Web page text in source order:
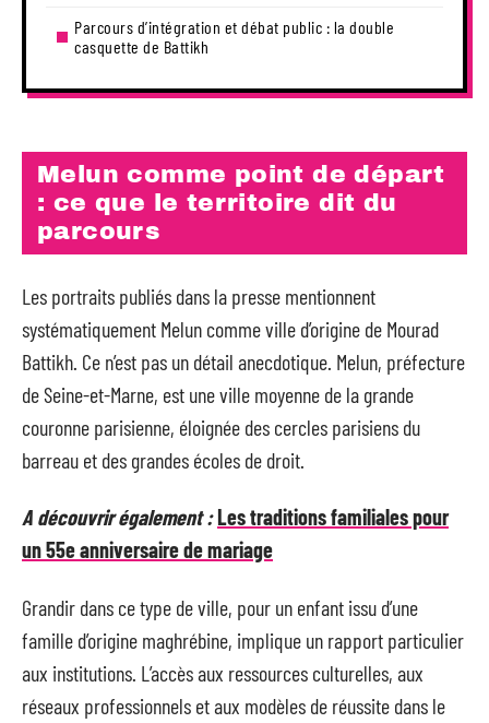
Parcours d’intégration et débat public : la double
casquette de Battikh
Melun comme point de départ
: ce que le territoire dit du
parcours
Les portraits publiés dans la presse mentionnent
systématiquement Melun comme ville d’origine de Mourad
Battikh. Ce n’est pas un détail anecdotique. Melun, préfecture
de Seine-et-Marne, est une ville moyenne de la grande
couronne parisienne, éloignée des cercles parisiens du
barreau et des grandes écoles de droit.
A découvrir également :Les traditions familiales pour
un 55e anniversaire de mariage
Grandir dans ce type de ville, pour un enfant issu d’une
famille d’origine maghrébine, implique un rapport particulier
aux institutions. L’accès aux ressources culturelles, aux
réseaux professionnels et aux modèles de réussite dans le